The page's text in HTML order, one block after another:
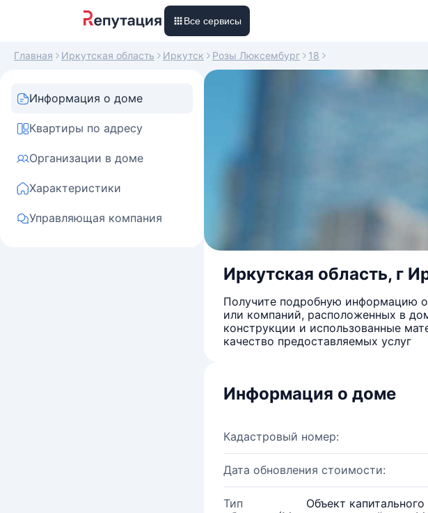
Все сервисы
Главная Иркутская область Иркутск Розы Люксембург 18
Информация о доме
Квартиры по адресу
Организации в доме
Характеристики
Управляющая компания
Иркутская область, г
Получите подробную информацию
или компаний, расположенных в
конструкции и использованные
качество предоставляемых услуг
Информация о доме
Кадастровый номер:
Дата обновления стоимости:
Тип
Объект